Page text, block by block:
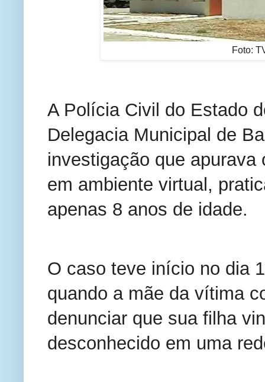
Foto:
A Polícia Civil do Estado
Delegacia Municipal de
investigação que
em ambiente virtual,
apenas 8 anos de idade.
O caso teve início no dia
quando a mãe da vítima
denunciar que sua filha
desconhecido em uma